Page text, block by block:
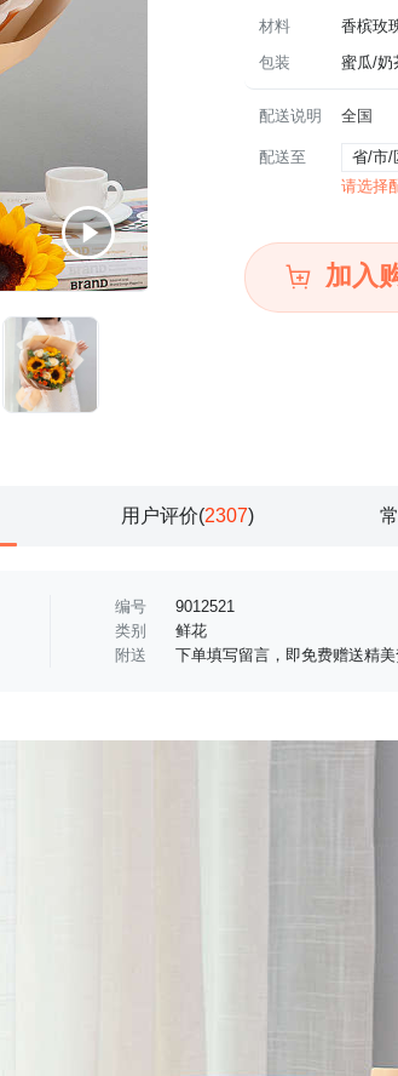
材料
香槟玫
包装
蜜瓜/奶
配送说明 全国
配送至
省/市/
请选择
加入
用户评价(2307)
编号
9012521
类别
鲜花
附送
下单填写留言，即免费赠送精美